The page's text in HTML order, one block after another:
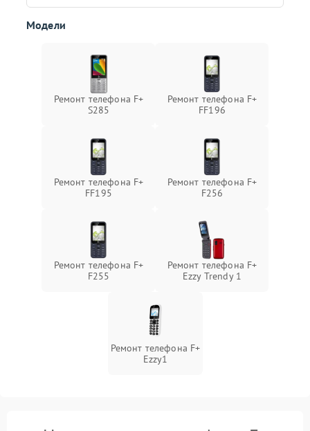
Модели
Ремонт телефона F+
S285
Ремонт телефона F+
FF196
Ремонт телефона F+
FF195
Ремонт телефона F+
F256
Ремонт телефона F+
F255
Ремонт телефона F+
Ezzy Trendy 1
Ремонт телефона F+
Ezzy1